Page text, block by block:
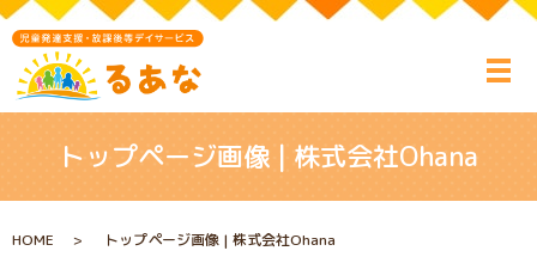
トップページ画像 | 株式会社Ohana
HOME トップページ画像 | 株式会社Ohana